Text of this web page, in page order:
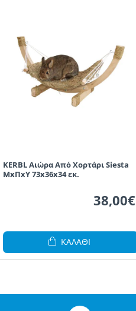
KERBL Αιώρα Από Χορτάρι Siesta
ΜxΠxΥ 73x36x34 εκ.
38,00€
ΚΑΛΆΘΙ